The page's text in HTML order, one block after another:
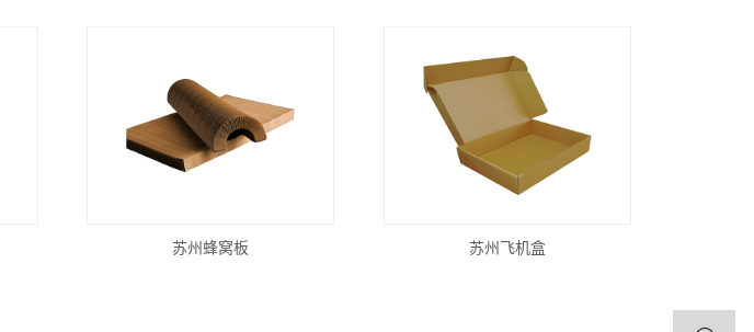
苏州蜂窝板 苏州飞机盒